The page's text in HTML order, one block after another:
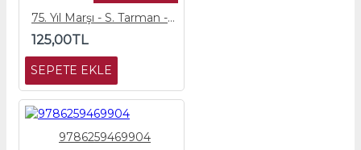
75. Yıl Marşı - S. Tarman - Piyano Eşlik Partisi
125,00TL
SEPETE EKLE
9786259469904